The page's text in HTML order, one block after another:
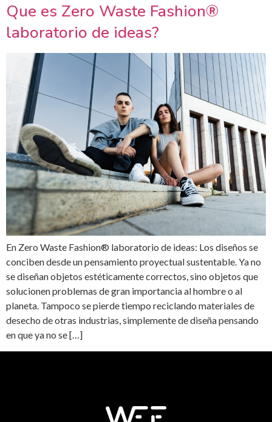
Que es Zero Waste Fashion®
laboratorio de ideas?
En Zero Waste Fashion® laboratorio de ideas: Los diseños se
conciben desde un pensamiento proyectual sustentable. Ya no
se diseñan objetos estéticamente correctos, sino objetos que
solucionen problemas de gran importancia al hombre o al
planeta. Tampoco se pierde tiempo reciclando materiales de
desecho de otras industrias, simplemente de diseña pensando
en que ya no se […]